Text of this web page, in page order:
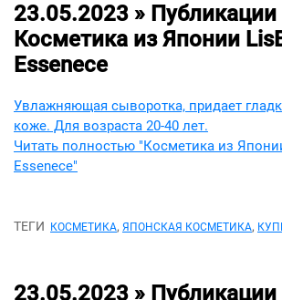
23.05.2023 » Публикации
Косметика из Японии
Essenece
Увлажняющая сыворотка, придает
коже. Для возраста 20-40 лет.
Читать полностью "Косметика из
Essenece"
ТЕГИ КОСМЕТИКА, ЯПОНСКАЯ КОСМЕТИКА,
23.05.2023 » Публикации